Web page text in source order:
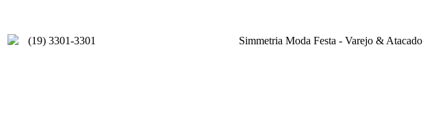
(19) 3301-3301 Simmetria Moda Festa - Varejo & Atacado